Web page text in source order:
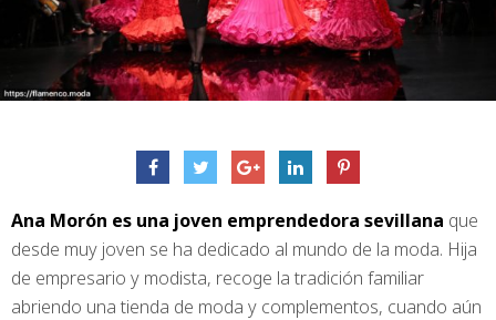
Ana Morón es una joven emprendedora sevillana que
desde muy joven se ha dedicado al mundo de la moda. Hija
de empresario y modista, recoge la tradición familiar
abriendo una tienda de moda y complementos, cuando aún